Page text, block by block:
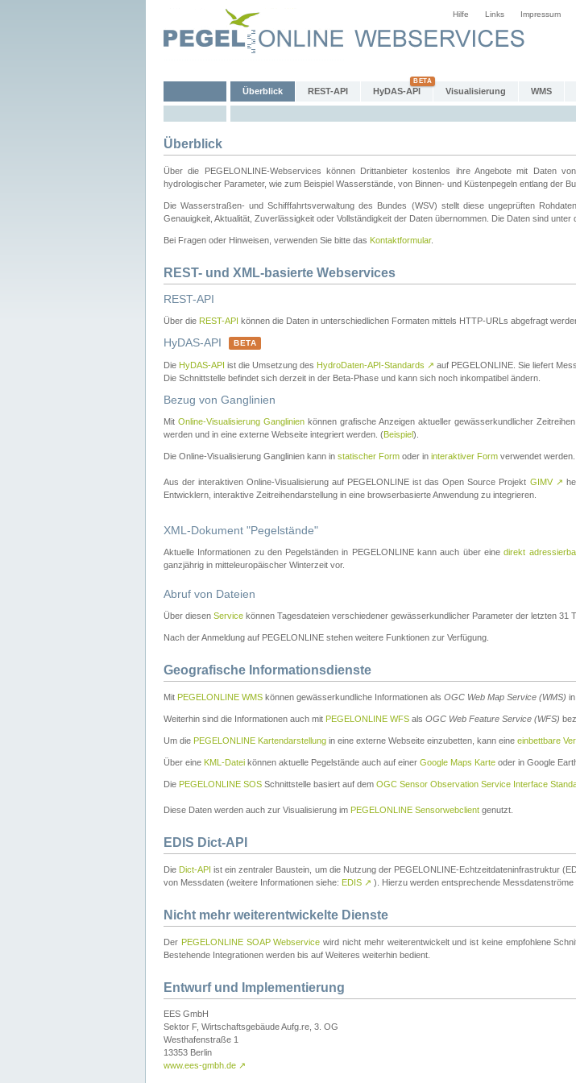
Hilfe Links Impressum
Überblick REST-API HyDAS-API Visualisierung WMS
Überblick
Über die PEGELONLINE-Webservices können Drittanbieter kostenlos ihre Angebote mit Daten
hydrologischer Parameter, wie zum Beispiel Wasserstände, von Binnen- und Küstenpegeln entlang der
Die Wasserstraßen- und Schifffahrtsverwaltung des Bundes (WSV) stellt diese ungeprüften
Genauigkeit, Aktualität, Zuverlässigkeit oder Vollständigkeit der Daten übernommen. Die Daten sind unter
Bei Fragen oder Hinweisen, verwenden Sie bitte das Kontaktformular.
REST- und XML-basierte Webservices
REST-API
Über die REST-API können die Daten in unterschiedlichen Formaten mittels HTTP-URLs abgefragt
HyDAS-API BETA
Die HyDAS-API ist die Umsetzung des HydroDaten-API-Standards ↗ auf PEGELONLINE. Sie liefert
Die Schnittstelle befindet sich derzeit in der Beta-Phase und kann sich noch inkompatibel ändern.
Bezug von Ganglinien
MitOnline-Visualisierung Ganglinien können grafische Anzeigen aktueller gewässerkundlicher
werden und in eine externe Webseite integriert werden. (Beispiel).
Die Online-Visualisierung Ganglinien kann in statischer Form oder in interaktiver Form verwendet werden.
Aus der interaktiven Online-Visualisierung auf PEGELONLINE ist das Open Source Projekt GIMV ↗
Entwicklern, interaktive Zeitreihendarstellung in eine browserbasierte Anwendung zu integrieren.
XML-Dokument "Pegelstände"
Aktuelle Informationen zu den Pegelständen in PEGELONLINE kann auch über einedirekt
ganzjährig in mitteleuropäischer Winterzeit vor.
Abruf von Dateien
Über diesen Service können Tagesdateien verschiedener gewässerkundlicher Parameter der letzten 31
Nach der Anmeldung auf PEGELONLINE stehen weitere Funktionen zur Verfügung.
Geografische Informationsdienste
Mit PEGELONLINE WMS können gewässerkundliche Informationen als OGC Web Map Service (WMS)
Weiterhin sind die Informationen auch mit PEGELONLINE WFS als OGC Web Feature Service (WFS)
Um die PEGELONLINE Kartendarstellung in eine externe Webseite einzubetten, kann eine einbettbare
Über eine KML-Datei können aktuelle Pegelstände auch auf einer Google Maps Karte oder in Google
Die PEGELONLINE SOS Schnittstelle basiert auf dem OGC Sensor Observation Service Interface
Diese Daten werden auch zur Visualisierung im PEGELONLINE Sensorwebclient genutzt.
EDIS Dict-API
Die Dict-API ist ein zentraler Baustein, um die Nutzung der PEGELONLINE-Echtzeitdateninfrastruktur
von Messdaten (weitere Informationen siehe: EDIS ↗ ). Hierzu werden entsprechende Messdatenströme
Nicht mehr weiterentwickelte Dienste
Der PEGELONLINE SOAP Webservice wird nicht mehr weiterentwickelt und ist keine empfohlene
Bestehende Integrationen werden bis auf Weiteres weiterhin bedient.
Entwurf und Implementierung
EES GmbH
Sektor F, Wirtschaftsgebäude Aufg.re, 3. OG
Westhafenstraße 1
13353 Berlin
www.ees-gmbh.de ↗